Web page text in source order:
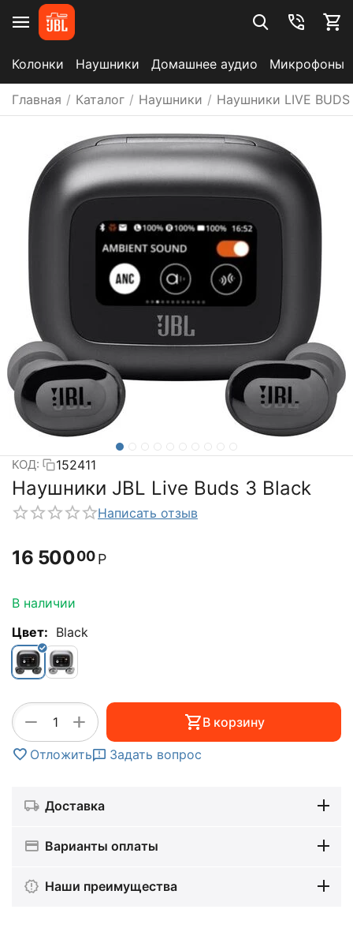
Колонки Наушники Домашнее аудио Микрофоны
Главная / Каталог / Наушники / Наушники LIVE
КОД: 152411
Наушники JBL Live Buds 3 Black
Написать отзыв
16 50000 Р
В наличии
Цвет: Black
+
− В корзину
Отложить Задать вопрос
Доставка
Варианты оплаты
Наши преимущества